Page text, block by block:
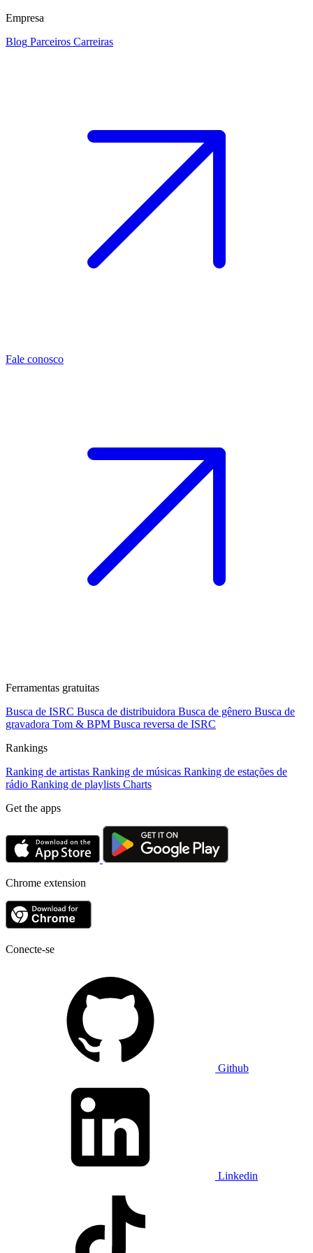
Empresa
Blog Parceiros Carreiras
Fale conosco
Ferramentas gratuitas
Busca de ISRC Busca de distribuidora Busca de gênero Busca de
gravadora Tom & BPM Busca reversa de ISRC
Rankings
Ranking de artistas Ranking de músicas Ranking de estações de
rádio Ranking de playlists Charts
Get the apps
Chrome extension
Conecte-se
Github
Linkedin